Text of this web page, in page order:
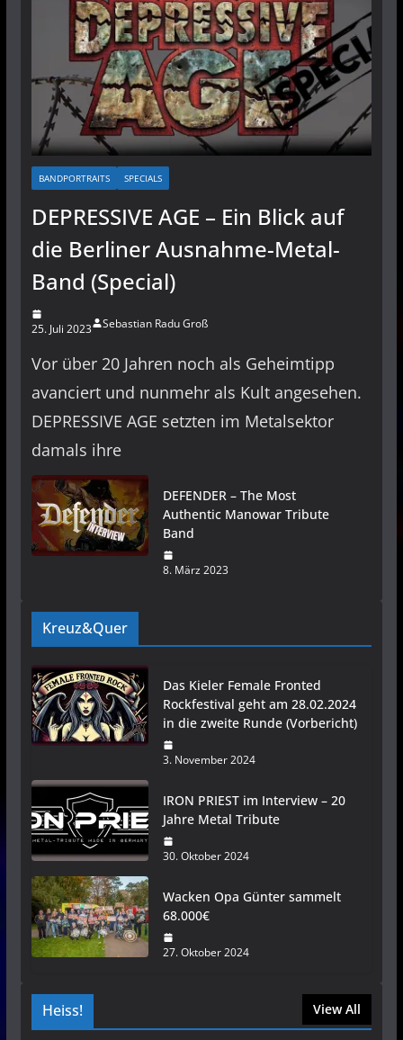
BANDPORTRAITS SPECIALS
DEPRESSIVE AGE – Ein Blick auf
die Berliner Ausnahme-Metal-
Band (Special)
25. Juli 2023 Sebastian Radu Groß
Vor über 20 Jahren noch als Geheimtipp
avanciert und nunmehr als Kult angesehen.
DEPRESSIVE AGE setzten im Metalsektor
damals ihre
DEFENDER – The Most
Authentic Manowar Tribute
Band
8. März 2023
Kreuz&Quer
Das Kieler Female Fronted
Rockfestival geht am 28.02.2024
in die zweite Runde (Vorbericht)
3. November 2024
IRON PRIEST im Interview – 20
Jahre Metal Tribute
30. Oktober 2024
Wacken Opa Günter sammelt
68.000€
27. Oktober 2024
Heiss! View All